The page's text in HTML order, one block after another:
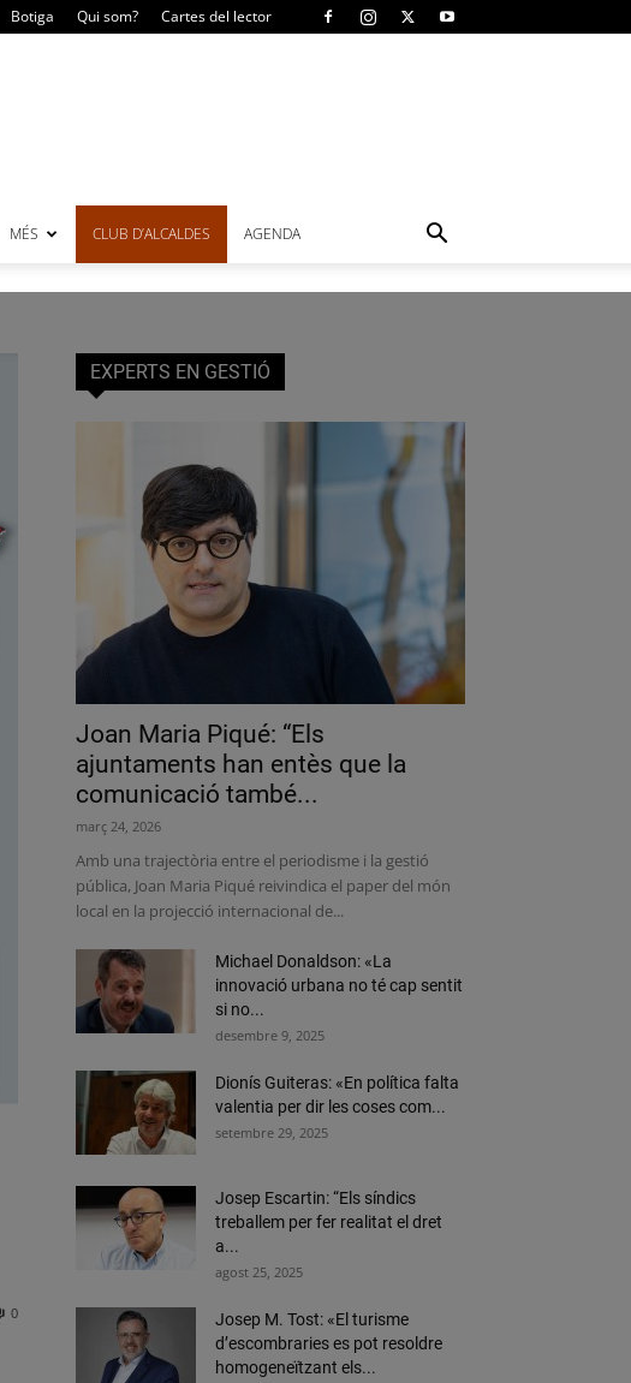
Botiga Qui som? Cartes del lector
MÉS CLUB D’ALCALDES AGENDA
0
EXPERTS EN GESTIÓ
Joan Maria Piqué: “Els
ajuntaments han entès que la
comunicació també...
març 24, 2026
Amb una trajectòria entre el periodisme i la gestió
pública, Joan Maria Piqué reivindica el paper del món
local en la projecció internacional de...
Michael Donaldson: «La
innovació urbana no té cap sentit
si no...
desembre 9, 2025
Dionís Guiteras: «En política falta
valentia per dir les coses com...
setembre 29, 2025
Josep Escartin: “Els síndics
treballem per fer realitat el dret
a...
agost 25, 2025
Josep M. Tost: «El turisme
d’escombraries es pot resoldre
homogeneïtzant els...